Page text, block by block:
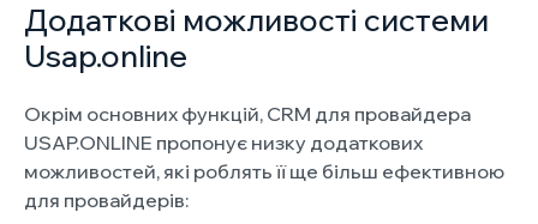
Додаткові можливості системи
Usap.online
Окрім основних функцій, CRM для провайдера
USAP.ONLINE пропонує низку додаткових
можливостей, які роблять її ще більш ефективною
для провайдерів: